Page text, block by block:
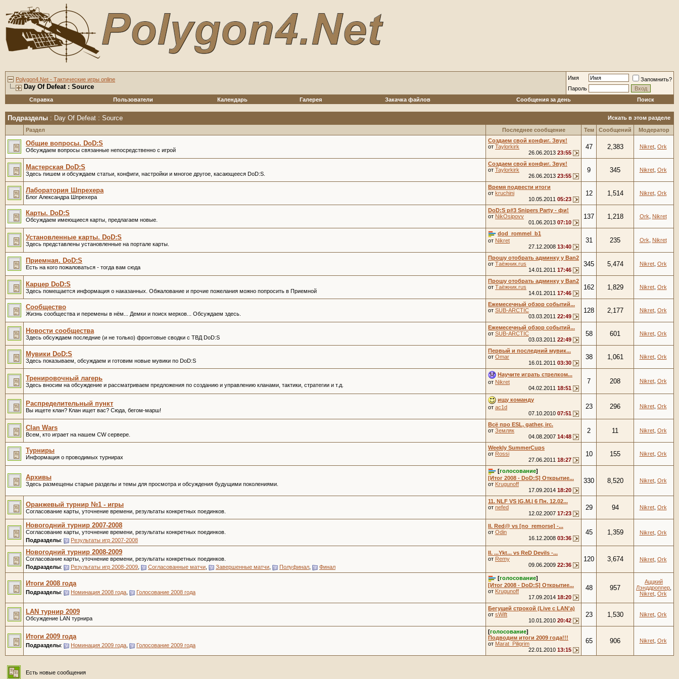
Polygon4.Net - Тактические игры online
Day Of Defeat : Source
Имя
Запомнить?
Пароль
Справка
Пользователи Календарь Галерея Закачка файлов Сообщения за день Поиск
Подразделы : Day Of Defeat : Source
Искать в этом разделе
Раздел
Последнее сообщение Тем Сообщений Модератор
Общие вопросы. DoD:S
Обсуждаем вопросы связанные непосредственно с игрой
Создаем свой конфиг. Звук!
от Taylorkirk
26.06.2013 23:55
47 2,383 Nikret, Ork
Мастерская DoD:S
Здесь пишем и обсуждаем статьи, конфиги, настройки и многое другое, касающееся DoD:S.
Создаем свой конфиг. Звук!
от Taylorkirk
26.06.2013 23:55
9 345 Nikret, Ork
Лаборатория Шпрехера
Блог Александра Шпрехера
Время подвести итоги
от kruchini
10.05.2011 05:23
12 1,514 Nikret, Ork
Карты. DoD:S
Обсуждаем имеющиеся карты, предлагаем новые.
DoD:S p#3 Snipers Party - фи!
от NikOsipovv
01.06.2013 07:10
137 1,218 Ork Nikret
Установленные карты. DoD:S
Здесь представлены установленные на портале карты.
dod_rommel_b1
от Nikret
27.12.2008 13:40
31 235 Ork Nikret
Приемная. DoD:S
Есть на кого пожаловаться - тогда вам сюда
Прошу отобрать админку у Ban2
от Таёжник.rus
14.01.2011 17:46
345 5,474 Nikret, Ork
Карцер DoD:S
Здесь помещается информация о наказанных. Обжалование и прочие пожелания можно попросить в Приемной
Прошу отобрать админку у Ban2
от Таёжник.rus
14.01.2011 17:46
162 1,829 Nikret, Ork
Сообщество
Жизнь сообщества и перемены в нём... Демки и поиск мерков... Обсуждаем здесь.
Ежемесечный обзор событий...
от SUB-ARCTIC
03.03.2011 22:49
128 2,177 Nikret, Ork
Новости сообщества
Здесь обсуждаем последние (и не только) фронтовые сводки с ТВД DoD:S
Ежемесечный обзор событий...
от SUB-ARCTIC
03.03.2011 22:49
58 601 Nikret, Ork
Мувики DoD:S
Здесь показываем, обсуждаем и готовим новые мувики по DoD:S
Первый и последний мувик...
от Omar
16.01.2011 03:30
38 1,061 Nikret, Ork
Тренировочный лагерь
Здесь вносим на обсуждение и рассматриваем предложения по созданию и управлению кланами, тактики, стратегии и т.д.
Научите играть стрелком...
от Nikret
04.02.2011 18:51
7 208 Nikret, Ork
Распределительный пункт
Вы ищете клан? Клан ищет вас? Сюда, бегом-марш!
ищу команду
от ac1d
07.10.2010 07:51
23 296 Nikret, Ork
Clan Wars
Всем, кто играет на нашем CW сервере.
Всё про ESL, gather, irc.
от Земляк
04.08.2007 14:48
2 11 Nikret, Ork
Турниры
Информация о проводимых турнирах
Weekly SummerCups
от Rossi
27.06.2011 18:27
10 155 Nikret, Ork
Архивы
Здесь размещены старые разделы и темы для просмотра и обсуждения будущими поколениями.
[голосование]
[Итог 2008 - DoD:S] Открытие...
от Krugunoff
17.09.2014 18:20
330 8,520 Nikret, Ork
Оранжевый турнир №1 - игры
Согласование карты, уточнение времени, результаты конкретных поединков.
11. NLF VS |G.M.| 6 Пн. 12.02...
от nefed
12.02.2007 17:23
29 94 Nikret, Ork
Новогодний турнир 2007-2008
Согласование карты, уточнение времени, результаты конкретных поединков.
Подразделы: Результаты игр 2007-2008
II. Red@ vs [no_remorse] -...
от Odin
16.12.2008 03:36
45 1,359 Nikret, Ork
Новогодний турнир 2008-2009
Согласование карты, уточнение времени, результаты конкретных поединков.
Подразделы: Результаты игр 2008-2009 Согласованные матчи Завершенные матчи Полуфинал Финал
II. ...Ykt... vs ReD Devils -...
от Remy
09.06.2009 22:36
120 3,674 Nikret, Ork
Итоги 2008 года
Подразделы: Номинация 2008 года Голосование 2008 года
[голосование]
[Итог 2008 - DoD:S] Открытие...
от Krugunoff
17.09.2014 18:20
48 957
Аццкий
Лэнддроппер
Nikret, Ork
LAN турнир 2009
Обсуждение LAN турнира
Бегущей строкой (Live с LAN'a)
от sWift
10.01.2010 20:42
23 1,530 Nikret, Ork
Итоги 2009 года
Подразделы: Номинация 2009 года Голосование 2009 года
[голосование]
Подводим итоги 2009 года!!!
от Marat_Piligrim
22.01.2010 13:15
65 906 Nikret, Ork
Есть новые сообщения